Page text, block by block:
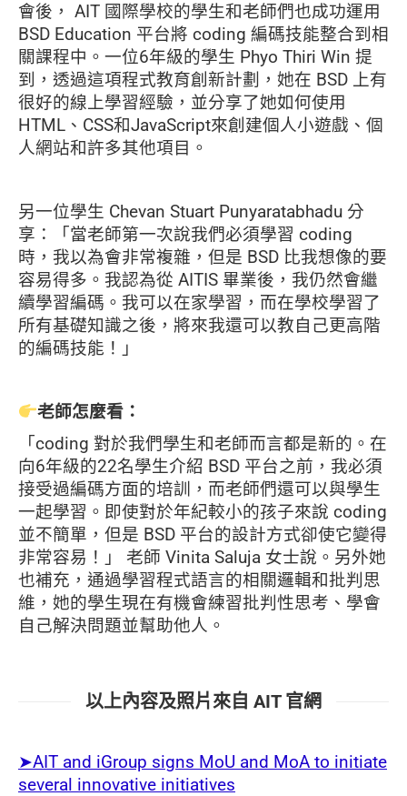
會後， AIT 國際學校的學生和老師們也成功運用
BSD Education 平台將 coding 編碼技能整合到相
關課程中。一位6年級的學生 Phyo Thiri Win 提
到，透過這項程式教育創新計劃，她在 BSD 上有
很好的線上學習經驗，並分享了她如何使用
HTML、CSS和JavaScript來創建個人小遊戲、個
人網站和許多其他項目。
另一位學生 Chevan Stuart Punyaratabhadu 分
享：「當老師第一次說我們必須學習 coding
時，我以為會非常複雜，但是 BSD 比我想像的要
容易得多。我認為從 AITIS 畢業後，我仍然會繼
續學習編碼。我可以在家學習，而在學校學習了
所有基礎知識之後，將來我還可以教自己更高階
的編碼技能！」
老師怎麼看：
「coding 對於我們學生和老師而言都是新的。在
向6年級的22名學生介紹 BSD 平台之前，我必須
接受過編碼方面的培訓，而老師們還可以與學生
一起學習。即使對於年紀較小的孩子來說 coding
並不簡單，但是 BSD 平台的設計方式卻使它變得
非常容易！」 老師 Vinita Saluja 女士說。另外她
也補充，通過學習程式語言的相關邏輯和批判思
維，她的學生現在有機會練習批判性思考、學會
自己解決問題並幫助他人。
以上內容及照片來自 AIT 官網
➤AIT and iGroup signs MoU and MoA to initiate
several innovative initiatives